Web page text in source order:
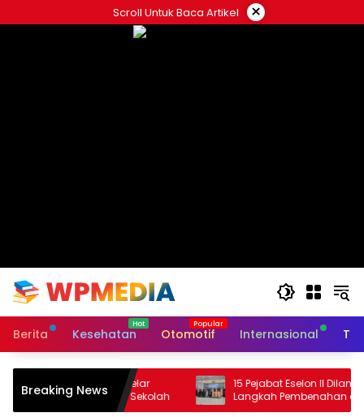
ke
Scroll Untuk Baca Artikel ×
Berita Kesehatan Otomotif Internasional
Breaking News
Way Kanan Gelar
Penyusunan Renstra Sekolah
15 Pejabat Eselon II Dilantik,
Langkah Pembenahan dan
Organisasi